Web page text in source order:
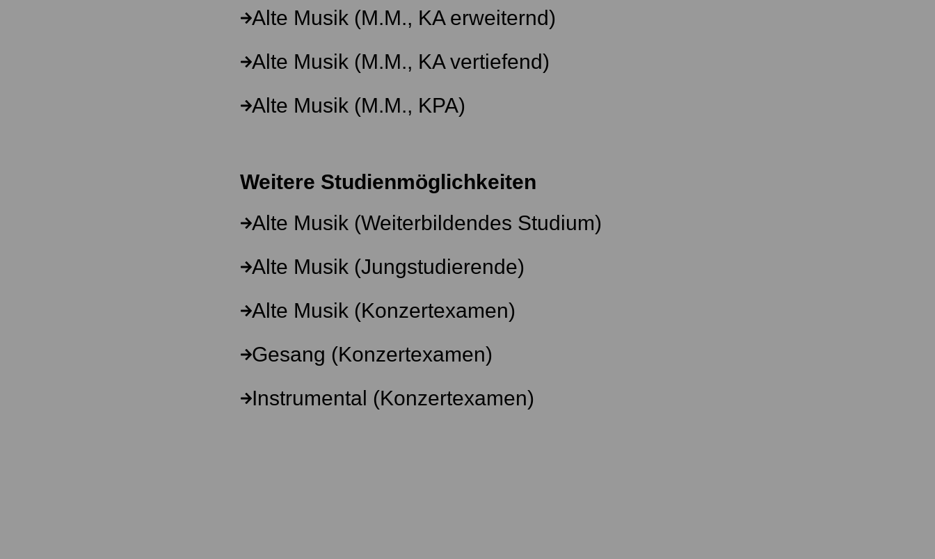
Alte Musik (M.M., KA erweiternd)
Alte Musik (M.M., KA vertiefend)
Alte Musik (M.M., KPA)
Weitere Studienmöglichkeiten
Alte Musik (Weiterbildendes Studium)
Alte Musik (Jungstudierende)
Alte Musik (Konzertexamen)
Gesang (Konzertexamen)
Instrumental (Konzertexamen)